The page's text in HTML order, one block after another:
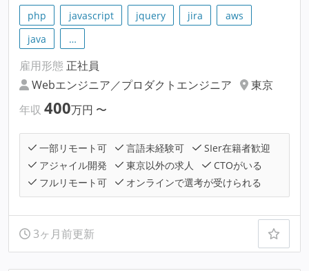
php javascript jquery jira
aws
java
…
雇用形態 正社員
Webエンジニア／プロダクトエンジニア
東京
年収 400万円 〜
一部リモート可 言語未経験可
SIer在籍者歓迎
アジャイル開発
東京以外の求人
CTOがいる
フルリモート可
オンラインで選考が受けられる
3ヶ月前更新